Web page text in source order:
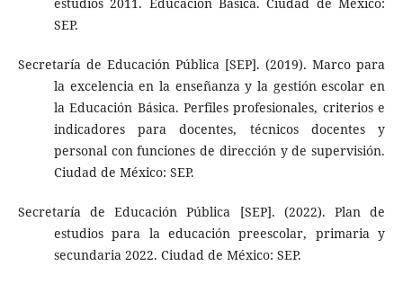
SEP.
Secretaría de Educación Pública [SEP]. (2019). Marco para
la excelencia en la enseñanza y la gestión escolar en
la Educación Básica. Perfiles profesionales, criterios e
indicadores para docentes, técnicos docentes y
personal con funciones de dirección y de supervisión.
Ciudad de México: SEP.
Secretaría de Educación Pública [SEP]. (2022). Plan de
estudios para la educación preescolar, primaria y
secundaria 2022. Ciudad de México: SEP.